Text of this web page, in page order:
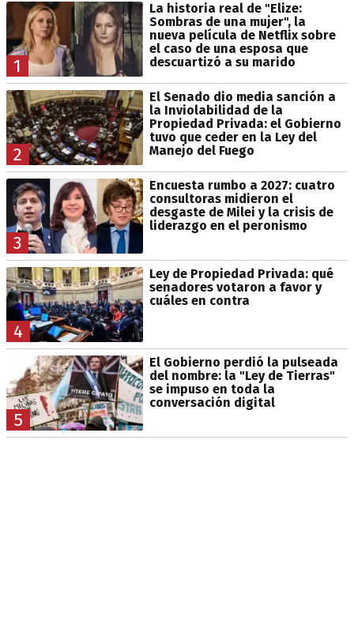
1
La historia real de "Elize:
Sombras de una mujer", la
nueva película de Netflix sobre
el caso de una esposa que
descuartizó a su marido
2
El Senado dio media sanción a
la Inviolabilidad de la
Propiedad Privada: el Gobierno
tuvo que ceder en la Ley del
Manejo del Fuego
3
Encuesta rumbo a 2027: cuatro
consultoras midieron el
desgaste de Milei y la crisis de
liderazgo en el peronismo
4
Ley de Propiedad Privada: qué
senadores votaron a favor y
cuáles en contra
5
El Gobierno perdió la pulseada
del nombre: la "Ley de Tierras"
se impuso en toda la
conversación digital